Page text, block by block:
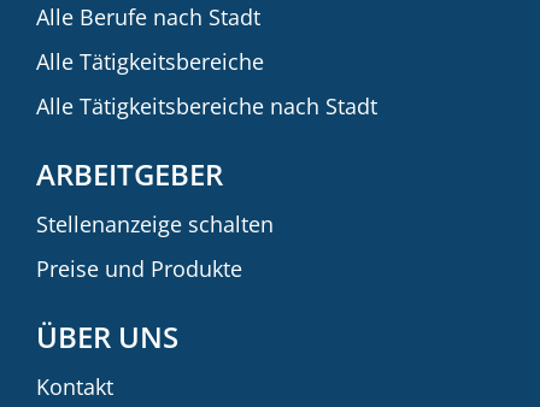
Alle Berufe nach Stadt
Alle Tätigkeitsbereiche
Alle Tätigkeitsbereiche nach Stadt
ARBEITGEBER
Stellenanzeige schalten
Preise und Produkte
ÜBER UNS
Kontakt